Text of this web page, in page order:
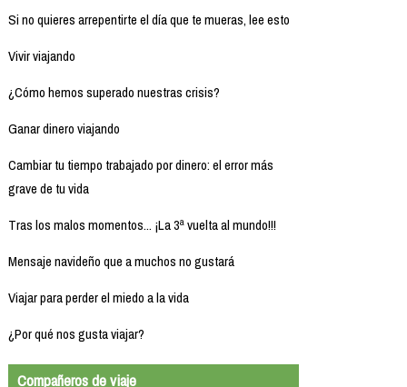
Si no quieres arrepentirte el día que te mueras, lee esto
Vivir viajando
¿Cómo hemos superado nuestras crisis?
Ganar dinero viajando
Cambiar tu tiempo trabajado por dinero: el error más
grave de tu vida
Tras los malos momentos... ¡La 3ª vuelta al mundo!!!
Mensaje navideño que a muchos no gustará
Viajar para perder el miedo a la vida
¿Por qué nos gusta viajar?
Compañeros de viaje